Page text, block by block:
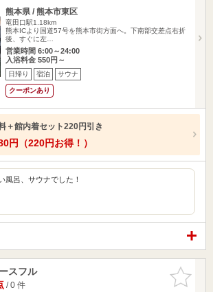
熊本県 / 熊本市東区
竜田口駅1.18km
熊本ICより国道57号を熊本市街方面へ。下南部交差点右折
後、すぐに左…
営業時間 6:00～24:00
入浴料金 550円～
日帰り 宿泊 サウナ
クーポンあり
＋館内着セット220円引き
円（220円お得！）
風呂、サウナでした！
お気に入
りに追加
スフル
/ 0 件